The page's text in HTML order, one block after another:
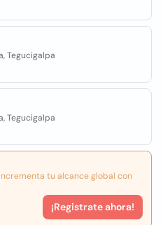
Tegucigalpa
Tegucigalpa
tu alcance global con
¡Registrate ahora!